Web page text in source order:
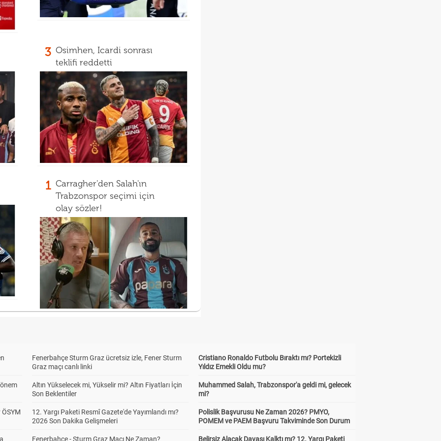
3 Osimhen, Icardi sonrası
teklifi reddetti
1 Carragher'den Salah'ın
Trabzonspor seçimi için
olay sözler!
Fenerbahçe Sturm Graz ücretsiz izle, Fener Sturm
Graz maçı canlı linki
Altın Yükselecek mi, Yükselir mi? Altın Fiyatları İçin
Son Beklentiler
12. Yargı Paketi Resmî Gazete'de Yayımlandı mı?
2026 Son Dakika Gelişmeleri
Fenerbahçe - Sturm Graz Maçı Ne Zaman?
Cristiano Ronaldo Futbolu Bıraktı mı? Portekizli
Yıldız Emekli Oldu mu?
Muhammed Salah, Trabzonspor'a geldi mi, gelecek
mi?
Polislik Başvurusu Ne Zaman 2026? PMYO,
POMEM ve PAEM Başvuru Takviminde Son Durum
Belirsiz Alacak Davası Kalktı mı? 12. Yargı Paketi